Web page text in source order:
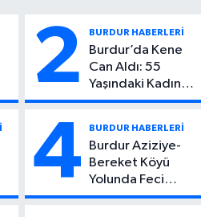
2 BURDUR HABERLERİ
Burdur’da Kene
Can Aldı: 55
Yaşındaki Kadın
Hayatını Kaybetti
4 BURDUR HABERLERİ
Burdur Aziziye-
Bereket Köyü
Yolunda Feci
Kaza: 1 Ölü, 2